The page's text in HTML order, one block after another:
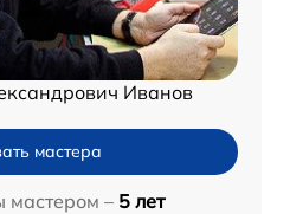
Иванов
мастера
мастером – 5 лет